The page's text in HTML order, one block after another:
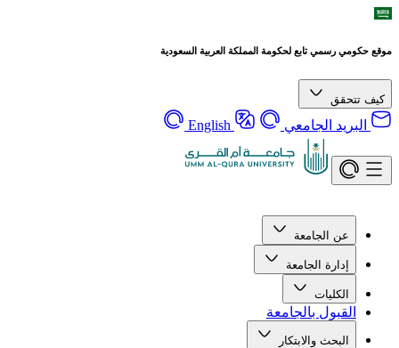
موقع حكومي رسمي تابع لحكومة المملكة العربية السعودية
كيف تتحقق
البريد الجامعي English
عن الجامعة
إدارة الجامعة
الكليات
القبول بالجامعة
البحث والابتكار